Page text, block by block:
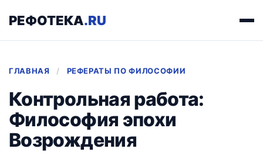
РЕФОТЕКА.RU
ГЛАВНАЯ / РЕФЕРАТЫ ПО ФИЛОСОФИИ
Контрольная работа:
Философия эпохи
Возрождения